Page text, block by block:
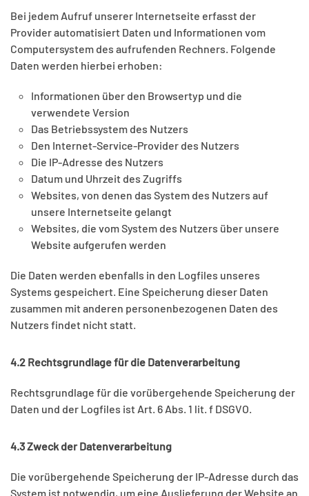
Bei jedem Aufruf unserer Internetseite erfasst der
Provider automatisiert Daten und Informationen vom
Computersystem des aufrufenden Rechners. Folgende
Daten werden hierbei erhoben:
Informationen über den Browsertyp und die
verwendete Version
Das Betriebssystem des Nutzers
Den Internet-Service-Provider des Nutzers
Die IP-Adresse des Nutzers
Datum und Uhrzeit des Zugriffs
Websites, von denen das System des Nutzers auf
unsere Internetseite gelangt
Websites, die vom System des Nutzers über unsere
Website aufgerufen werden
Die Daten werden ebenfalls in den Logfiles unseres
Systems gespeichert. Eine Speicherung dieser Daten
zusammen mit anderen personenbezogenen Daten des
Nutzers findet nicht statt.
4.2 Rechtsgrundlage für die Datenverarbeitung
Rechtsgrundlage für die vorübergehende Speicherung der
Daten und der Logfiles ist Art. 6 Abs. 1 lit. f DSGVO.
4.3 Zweck der Datenverarbeitung
Die vorübergehende Speicherung der IP-Adresse durch das
System ist notwendig, um eine Auslieferung der Website an